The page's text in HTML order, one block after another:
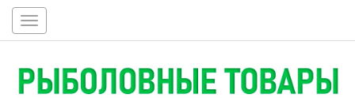
Toggle
navigation